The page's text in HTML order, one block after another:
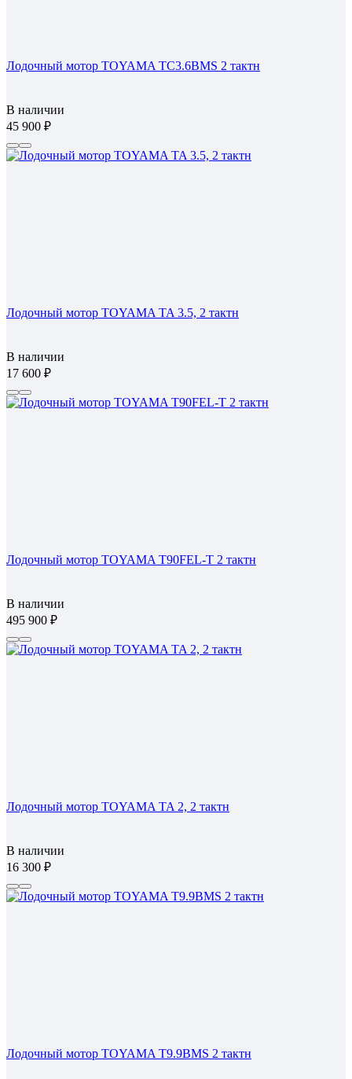
Лодочный мотор TOYAMA TC3.6BMS 2 тактн
В наличии
45 900
Лодочный мотор TOYAMA TA 3.5, 2 тактн
В наличии
17 600
Лодочный мотор TOYAMA T90FEL-T 2 тактн
В наличии
495 900
Лодочный мотор TOYAMA TA 2, 2 тактн
В наличии
16 300
Лодочный мотор TOYAMA T9.9BMS 2 тактн